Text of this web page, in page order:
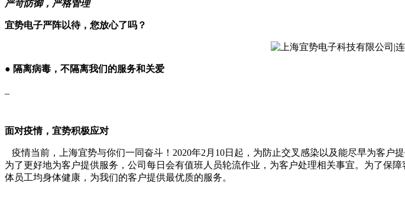
严苛防御，严格管理
宜势电子严阵以待，您放心了吗？
● 隔离病毒，不隔离我们的服务和关爱
面对疫情，宜势积极应对
疫情当前，上海宜势与你们一同奋斗！2020年2月10日起，为防止交叉感染以及能尽早为客
为了更好地为客户提供服务，公司每日会有值班人员轮流作业，为客户处理相关事宜。为了保
体员工均身体健康，为我们的客户提供最优质的服务。